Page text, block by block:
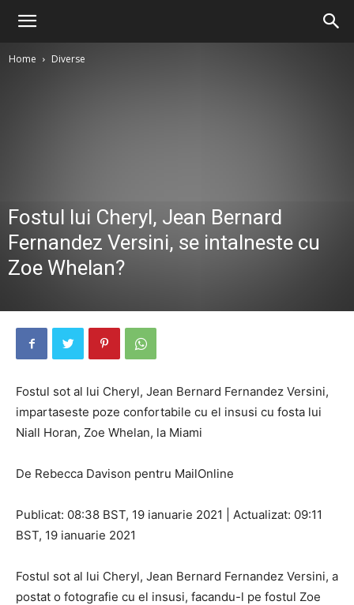
Home Diverse
Fostul lui Cheryl, Jean Bernard
Fernandez Versini, se intalneste cu
Zoe Whelan?
Fostul sot al lui Cheryl, Jean Bernard Fernandez Versini,
impartaseste poze confortabile cu el insusi cu fosta lui
Niall Horan, Zoe Whelan, la Miami
De Rebecca Davison pentru MailOnline
Publicat: 08:38 BST, 19 ianuarie 2021 | Actualizat: 09:11
BST, 19 ianuarie 2021
Fostul sot al lui Cheryl, Jean Bernard Fernandez Versini, a
postat o fotografie cu el insusi, facandu-l pe fostul Zoe